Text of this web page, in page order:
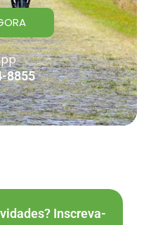
8855
Inscreva-